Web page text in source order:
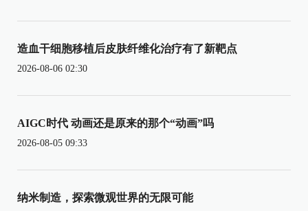
造血干细胞移植后皮肤纤维化治疗有了新靶点
2026-08-06 02:30
AIGC时代 动画还是原来的那个“动画”吗
2026-08-05 09:33
纳米制造，探索微观世界的无限可能